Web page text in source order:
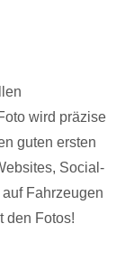
wird präzise
guten ersten
Social-
Fahrzeugen
den Fotos!